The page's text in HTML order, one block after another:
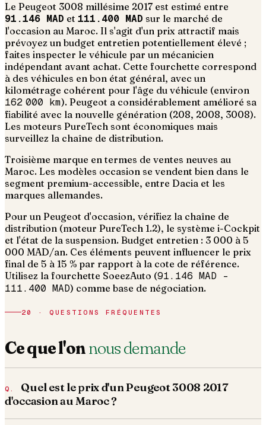
Le Peugeot 3008 millésime 2017 est estimé entre
91.146 MAD et 111.400 MAD sur le marché de
l'occasion au Maroc. Il s'agit d'un prix attractif mais
prévoyez un budget entretien potentiellement élevé ;
faites inspecter le véhicule par un mécanicien
indépendant avant achat. Cette fourchette correspond
à des véhicules en bon état général, avec un
kilométrage cohérent pour l'âge du véhicule (environ
162 000 km). Peugeot a considérablement amélioré sa
fiabilité avec la nouvelle génération (208, 2008, 3008).
Les moteurs PureTech sont économiques mais
surveillez la chaîne de distribution.
Troisième marque en termes de ventes neuves au
Maroc. Les modèles occasion se vendent bien dans le
segment premium-accessible, entre Dacia et les
marques allemandes.
Pour un Peugeot d'occasion, vérifiez la chaîne de
distribution (moteur PureTech 1.2), le système i-Cockpit
et l'état de la suspension. Budget entretien : 3 000 à 5
000 MAD/an. Ces éléments peuvent influencer le prix
final de 5 à 15 % par rapport à la cote de référence.
Utilisez la fourchette SoeezAuto (91.146 MAD –
111.400 MAD) comme base de négociation.
20 · QUESTIONS FRÉQUENTES
Ce que l'onnous demande
Quel est le prix d'un Peugeot 3008 2017
d'occasion au Maroc ?